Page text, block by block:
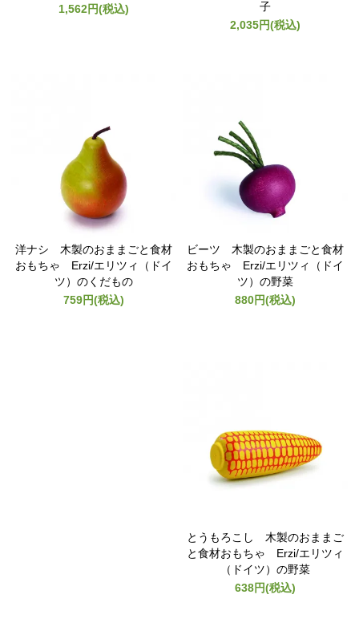
1,562円(税込)
子
2,035円(税込)
洋ナシ 木製のおままごと食材
おもちゃ Erzi/エリツィ（ドイ
ツ）のくだもの
759円(税込)
ビーツ 木製のおままごと食材
おもちゃ Erzi/エリツィ（ドイ
ツ）の野菜
880円(税込)
とうもろこし 木製のおままご
と食材おもちゃ Erzi/エリツィ
（ドイツ）の野菜
638円(税込)